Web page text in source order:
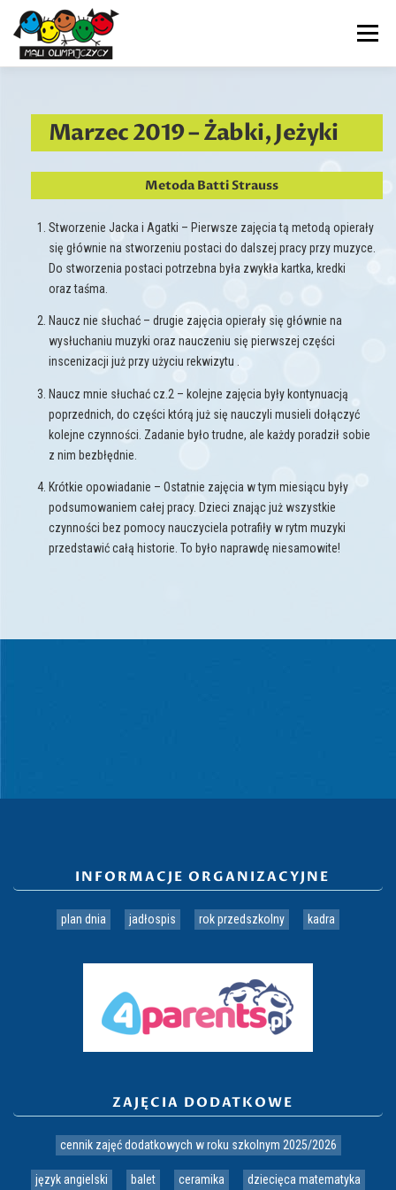
Przejdź
treści
Menu
Marzec 2019 – Żabki, Jeżyki
Metoda Batti Strauss
Stworzenie Jacka i Agatki – Pierwsze zajęcia tą metodą opierały
się głównie na stworzeniu postaci do dalszej pracy przy muzyce.
Do stworzenia postaci potrzebna była zwykła kartka, kredki
oraz taśma.
Naucz nie słuchać – drugie zajęcia opierały się głównie na
wysłuchaniu muzyki oraz nauczeniu się pierwszej części
inscenizacji już przy użyciu rekwizytu .
Naucz mnie słuchać cz.2 – kolejne zajęcia były kontynuacją
poprzednich, do części którą już się nauczyli musieli dołączyć
kolejne czynności. Zadanie było trudne, ale każdy poradził sobie
z nim bezbłędnie.
Krótkie opowiadanie – Ostatnie zajęcia w tym miesiącu były
podsumowaniem całej pracy. Dzieci znając już wszystkie
czynności bez pomocy nauczyciela potrafiły w rytm muzyki
przedstawić całą historie. To było naprawdę niesamowite!
INFORMACJE ORGANIZACYJNE
plan dnia jadłospis rok przedszkolny kadra
ZAJĘCIA DODATKOWE
cennik zajęć dodatkowych w roku szkolnym 2025/2026
język angielski balet ceramika dziecięca matematyka